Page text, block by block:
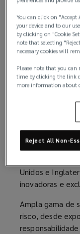
de
Atendimento
em seus
investimentos.
Profissionais
financeiras e
de clausulados
necessidades.
Especialistas
Unidos e
inovadoras e
Ampla gama de
risco, desde
You can click on "Accept
your device and to our
by clicking on "Cookie
note that selecting
necessary cookies will
Please note that you can
time by clicking the link
more information about
Reject All Non-